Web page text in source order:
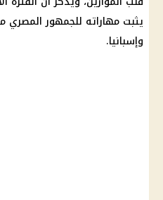
يثبت مهاراته للجمهور المصري
وإسبانيا.